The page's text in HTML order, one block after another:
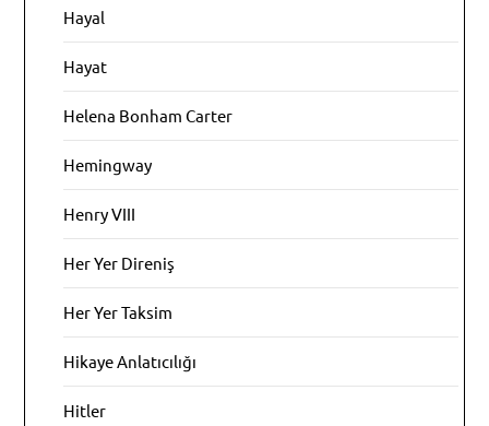
Hayal
Hayat
Helena Bonham Carter
Hemingway
Henry VIII
Her Yer Direniş
Her Yer Taksim
Hikaye Anlatıcılığı
Hitler